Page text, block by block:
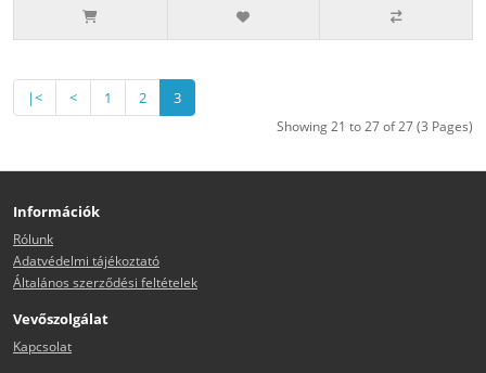
|< < 1 2 3
Showing 21 to 27 of 27 (3 Pages)
Információk
Rólunk
Adatvédelmi tájékoztató
Általános szerződési feltételek
Vevőszolgálat
Kapcsolat